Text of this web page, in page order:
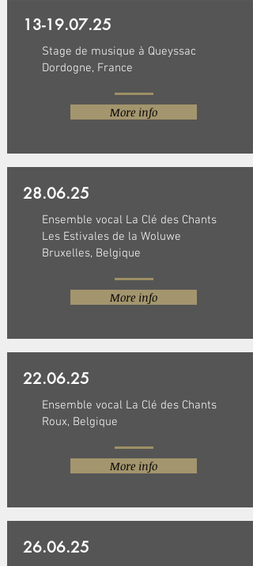
13-19.07.25
Stage de musique à Queyssac
Dordogne, France
More info
28.06.25
Ensemble vocal La Clé des Chants
Les Estivales de la Woluwe
Bruxelles, Belgique
More info
22.06.25
Ensemble vocal La Clé des Chants
Roux, Belgique
More info
26.06.25